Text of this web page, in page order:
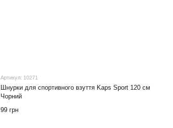
Артикул: 10271
Шнурки для спортивного взуття Kaps Sport 120 см
Чорний
99 грн